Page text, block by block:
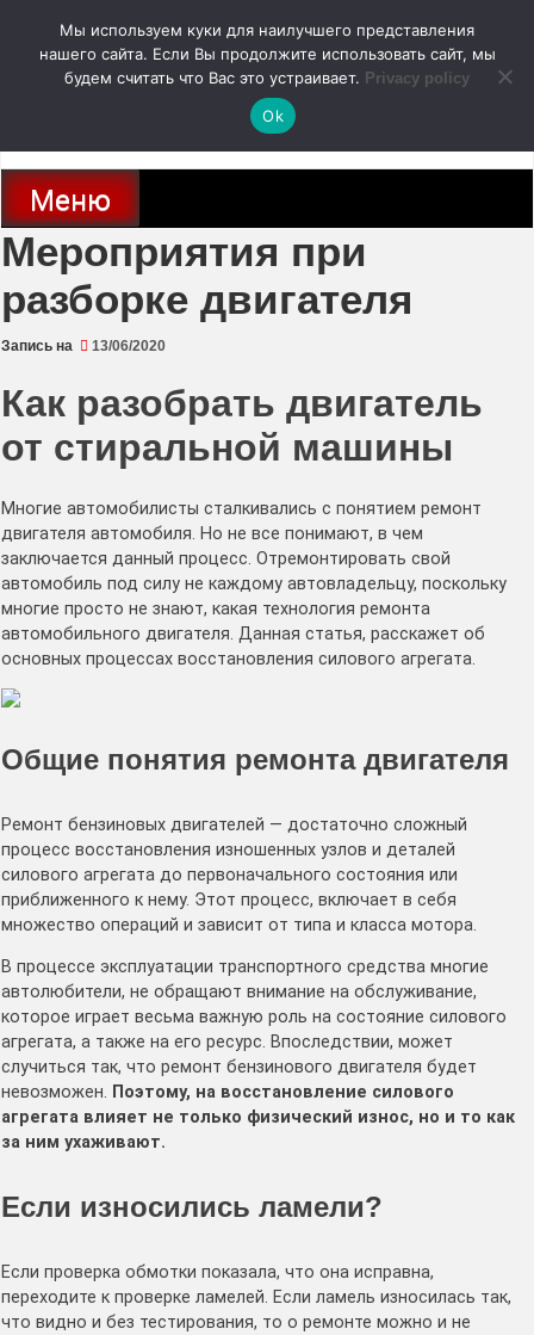
содержимому
autodoc24.ru
Новости про современные автомобили и не только, новинки зарубежного
и отечественного автопрома
Меню
Мероприятия при
разборке двигателя
Запись на 13/06/2020
Как разобрать двигатель
от стиральной машины
Многие автомобилисты сталкивались с понятием ремонт
двигателя автомобиля. Но не все понимают, в чем
заключается данный процесс. Отремонтировать свой
автомобиль под силу не каждому автовладельцу, поскольку
многие просто не знают, какая технология ремонта
автомобильного двигателя. Данная статья, расскажет об
основных процессах восстановления силового агрегата.
Общие понятия ремонта двигателя
Ремонт бензиновых двигателей — достаточно сложный
процесс восстановления изношенных узлов и деталей
силового агрегата до первоначального состояния или
приближенного к нему. Этот процесс, включает в себя
множество операций и зависит от типа и класса мотора.
В процессе эксплуатации транспортного средства многие
автолюбители, не обращают внимание на обслуживание,
которое играет весьма важную роль на состояние силового
агрегата, а также на его ресурс. Впоследствии, может
случиться так, что ремонт бензинового двигателя будет
невозможен. Поэтому, на восстановление силового
агрегата влияет не только физический износ, но и то как
за ним ухаживают.
Если износились ламели?
Если проверка обмотки показала, что она исправна,
переходите к проверке ламелей. Если ламель износилась так,
что видно и без тестирования, то о ремонте можно и не
Мы используем куки для наилучшего представления
нашего сайта. Если Вы продолжите использовать сайт, мы
будем считать что Вас это устраивает. Privacy policy
Ok